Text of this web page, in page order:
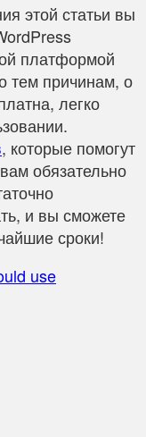
этой статьи вы
платформой
тем причинам, о
легко
, которые помогут
обязательно
и вы сможете
сроки!
use